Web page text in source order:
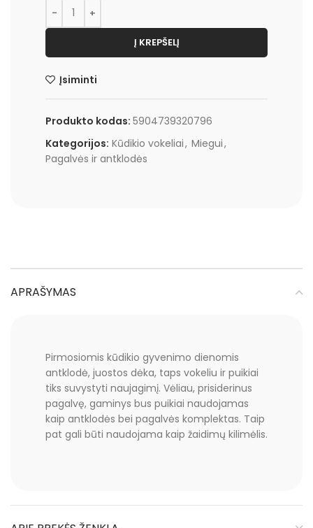
Į KREPŠELĮ
Įsiminti
Produkto kodas: 5904739320796
Kategorijos: Kūdikio vokeliai, Miegui,
Pagalvės ir antklodės
APRAŠYMAS
Pirmosiomis kūdikio gyvenimo dienomis
antklodė, juostos dėka, taps vokeliu ir puikiai
tiks suvystyti naujagimį. Vėliau, prisiderinus
pagalvę, gaminys bus puikiai naudojamas
kaip antklodės bei pagalvės komplektas. Taip
pat gali būti naudojama kaip žaidimų kilimėlis.